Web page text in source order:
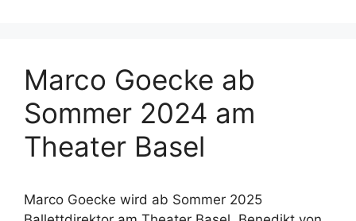
Marco Goecke ab
Sommer 2024 am
Theater Basel
Marco Goecke wird ab Sommer 2025